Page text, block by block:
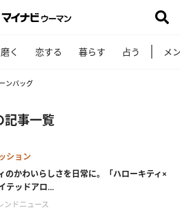
磨く 恋する 暮らす 占う メ
ンバッグ
記事一覧
ション
のかわいらしさを日常に。「ハローキティ×
テッドアロ...
ンドニュース